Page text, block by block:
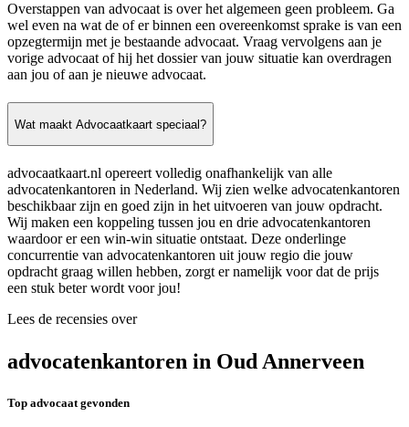
Overstappen van advocaat is over het algemeen geen probleem. Ga
wel even na wat de of er binnen een overeenkomst sprake is van een
opzegtermijn met je bestaande advocaat. Vraag vervolgens aan je
vorige advocaat of hij het dossier van jouw situatie kan overdragen
aan jou of aan je nieuwe advocaat.
Wat maakt Advocaatkaart speciaal?
advocaatkaart.nl opereert volledig onafhankelijk van alle
advocatenkantoren in Nederland. Wij zien welke advocatenkantoren
beschikbaar zijn en goed zijn in het uitvoeren van jouw opdracht.
Wij maken een koppeling tussen jou en drie advocatenkantoren
waardoor er een win-win situatie ontstaat. Deze onderlinge
concurrentie van advocatenkantoren uit jouw regio die jouw
opdracht graag willen hebben, zorgt er namelijk voor dat de prijs
een stuk beter wordt voor jou!
Lees de recensies over
advocatenkantoren in Oud Annerveen
Top advocaat gevonden